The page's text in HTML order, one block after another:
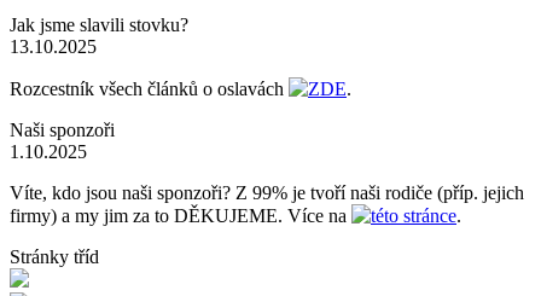
Jak jsme slavili stovku?
13.10.2025
Rozcestník všech článků o oslavách ZDE.
Naši sponzoři
1.10.2025
Víte, kdo jsou naši sponzoři? Z 99% je tvoří naši rodiče (příp. jejich
firmy) a my jim za to DĚKUJEME. Více na
této stránce.
Stránky tříd